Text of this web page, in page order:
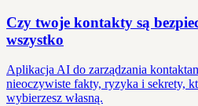
Czy twoje kontakty są
wszystko
Aplikacja AI do zarządzania
nieoczywiste fakty, ryzyka i sekrety,
wybierzesz własną.